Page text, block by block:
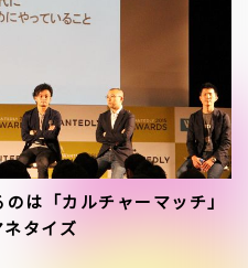
は「カルチャーマッチ」
ネタイズ